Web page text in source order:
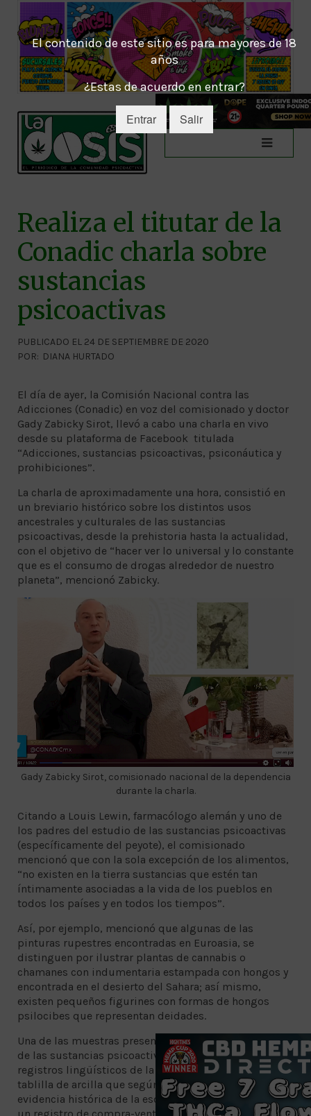
El contenido de este sitio es para mayores de 18
años
¿Estas de acuerdo en entrar?
Entrar Salir
Realiza el titutar de la
Conadic charla sobre
sustancias
psicoactivas
PUBLICADO EL 24 DE SEPTIEMBRE DE 2020
POR: DIANA HURTADO
El día de ayer, la Comisión Nacional contra las
Adicciones (Conadic) en voz del comisionado y doctor
Gady Zabicky Sirot, llevó a cabo una charla en vivo
desde su plataforma de Facebook titulada
“Adicciones, sustancias psicoactivas, psiconáutica y
prohibiciones”.
La charla de aproximadamente una hora, consistió en
un breviario histórico sobre los distintos usos
ancestrales y culturales de las sustancias
psicoactivas, desde la prehistoria hasta la actualidad,
con el objetivo de “hacer ver lo universal y lo constante
que es el consumo de drogas alrededor de nuestro
planeta”, mencionó Zabicky.
Gady Zabicky Sirot, comisionado nacional de la dependencia
durante la charla.
Citando a Louis Lewin, farmacólogo alemán y uno de
los padres del estudio de las sustancias psicoactivas
(específicamente del peyote), el comisionado
mencionó que con la sola excepción de los alimentos,
“no existen en la tierra sustancias que estén tan
íntimamente asociadas a la vida de los pueblos en
todos los países y en todos los tiempos”.
Así, por ejemplo, mencionó que algunas de las
pinturas rupestres encontradas en Euroasia, se
distinguen por ilustrar plantas de cannabis o
chamanes con indumentaria estampada con hongos y
encontrada en el desierto del Sahara; así mismo,
existen pequeños figurines con formas de hongos
psilocibes que representan deidades.
Una de las muestras presentadas sobre la importancia
de las sustancias psicoactivas, datan de los primeros
registros lingüísticos de la humanidad, pues una
tablilla de arcilla que según el doctor, fue la primera
evidencia histórica de la escritura humana, parece ser